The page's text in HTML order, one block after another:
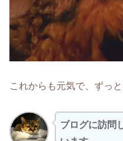
これからも元気で、ずっ
ブログに訪問